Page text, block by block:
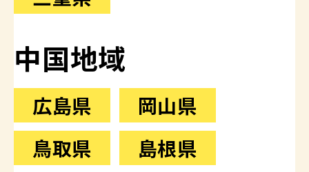
中国地域
広島県
岡山県
鳥取県
島根県